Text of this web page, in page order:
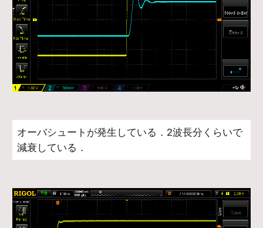
オーバシュートが発生している．2波長分くらいで
減衰している．